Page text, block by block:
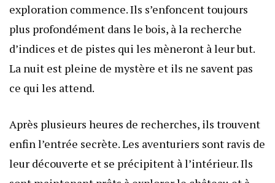
exploration commence. Ils s’enfoncent toujours
plus profondément dans le bois, à la recherche
d’indices et de pistes qui les mèneront à leur but.
La nuit est pleine de mystère et ils ne savent pas
ce qui les attend.
Après plusieurs heures de recherches, ils trouvent
enfin l’entrée secrète. Les aventuriers sont ravis de
leur découverte et se précipitent à l’intérieur. Ils